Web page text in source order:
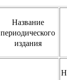
Название
периодического
издания